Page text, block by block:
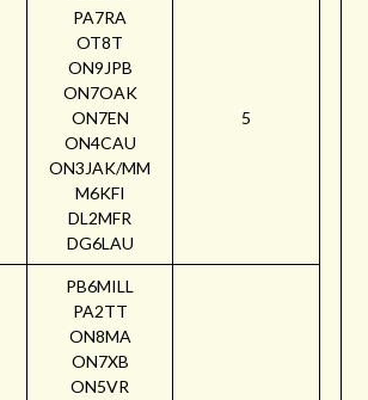
PA7RA
OT8T
ON9JPB
ON7OAK
ON7EN
ON4CAU
ON3JAK/MM
M6KFI
DL2MFR
DG6LAU
5
PB6MILL
PA2TT
ON8MA
ON7XB
ON5VR